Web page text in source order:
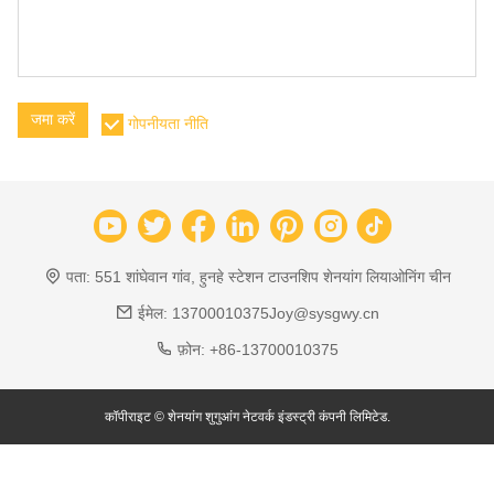
जमा करें गोपनीयता नीति
पता: 551 शांघेवान गांव, हुनहे स्टेशन टाउनशिप शेनयांग लियाओनिंग चीन
ईमेल: 13700010375Joy@sysgwy.cn
फ़ोन: +86-13700010375
कॉपीराइट © शेनयांग शुगुआंग नेटवर्क इंडस्ट्री कंपनी लिमिटेड.